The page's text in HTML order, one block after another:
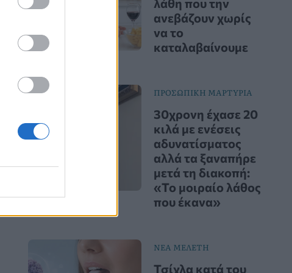
λάθη που την
ανεβάζουν χωρίς
να το
καταλαβαίνουμε
ΠΡΟΣΩΠΙΚΗ ΜΑΡΤΥΡΙΑ
30χρονη έχασε 20
κιλά με ενέσεις
αδυνατίσματος
αλλά τα ξαναπήρε
μετά τη διακοπή:
«Το μοιραίο λάθος
που έκανα»
ΝΕΑ ΜΕΛΕΤΗ
Τσίχλα κατά του